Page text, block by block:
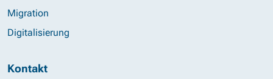
Migration
Digitalisierung
Kontakt